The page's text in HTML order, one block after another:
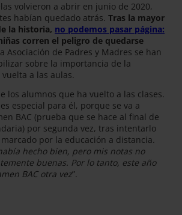
volvieron a abrir en junio de 2020,
habían quedado atrás. Tras la mayor
la historia, no podemos pasar página:
corren el peligro de quedarse
Asociación de Padres y Madres se han
sobre la importancia de la
a las aulas.
los alumnos que ha vuelto a las clases.
especial para él, porque se va a
BAC (prueba que se hace al final de
por segunda vez, tras intentarlo
por la educación a distancia.
hecho bien, pero mis notas no
buenas. Por lo tanto, este año
BAC otra vez”.